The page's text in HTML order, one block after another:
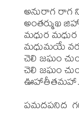
అనురాగ రాగ
అంతర్ముఖ
మధుర
మధుమయే
చెలి జఘం
చెలి జఘం
పమదపనిద